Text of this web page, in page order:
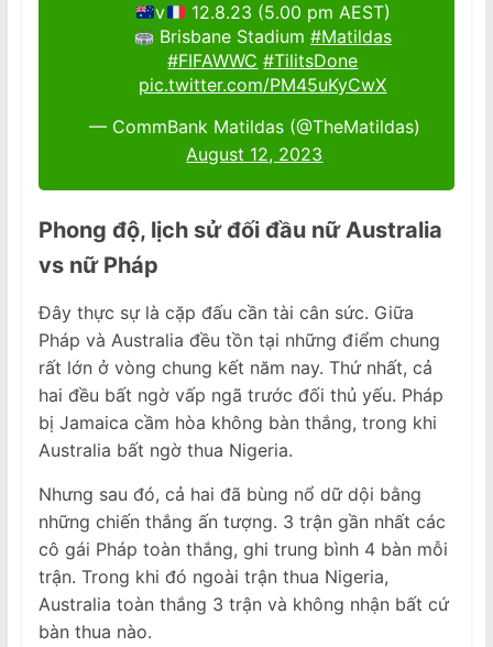
v
12.8.23 (5.00 pm AEST)
Brisbane Stadium#Matildas
#FIFAWWC #TilitsDone
pic.twitter.com/PM45uKyCwX
— CommBank Matildas (@TheMatildas)
August 12, 2023
Phong độ, lịch sử đối đầu nữ Australia
vs nữ Pháp
Đây thực sự là cặp đấu cần tài cân sức. Giữa
Pháp và Australia đều tồn tại những điểm chung
rất lớn ở vòng chung kết năm nay. Thứ nhất, cả
hai đều bất ngờ vấp ngã trước đối thủ yếu. Pháp
bị Jamaica cầm hòa không bàn thắng, trong khi
Australia bất ngờ thua Nigeria.
Nhưng sau đó, cả hai đã bùng nổ dữ dội bằng
những chiến thắng ấn tượng. 3 trận gần nhất các
cô gái Pháp toàn thắng, ghi trung bình 4 bàn mỗi
trận. Trong khi đó ngoài trận thua Nigeria,
Australia toàn thắng 3 trận và không nhận bất cứ
bàn thua nào.